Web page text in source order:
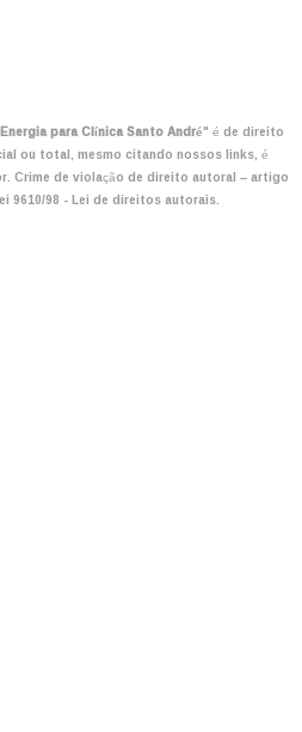
para Clínica Santo André" é de direito
ou total, mesmo citando nossos links, é
Crime de violação de direito autoral – artigo
9610/98 - Lei de direitos autorais.